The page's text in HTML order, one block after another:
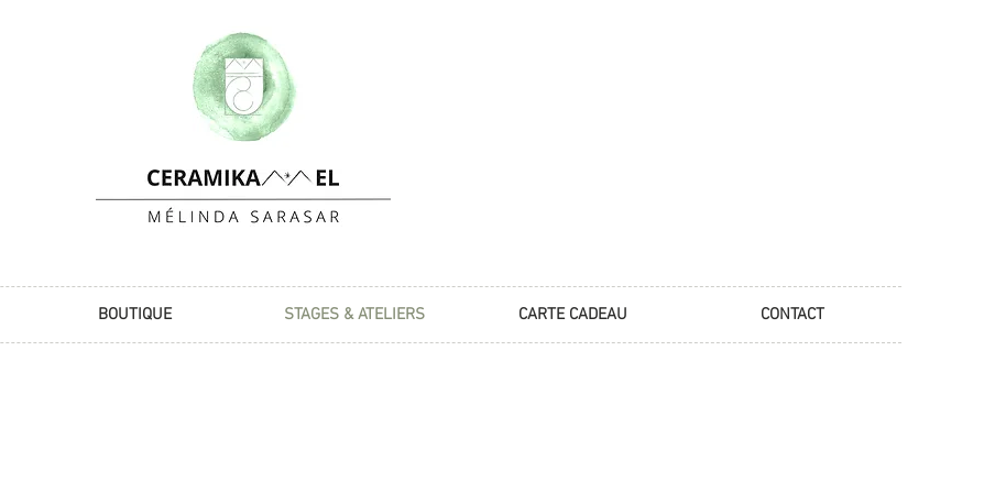
BOUTIQUE STAGES & ATELIERS CARTE CADEAU CONTACT